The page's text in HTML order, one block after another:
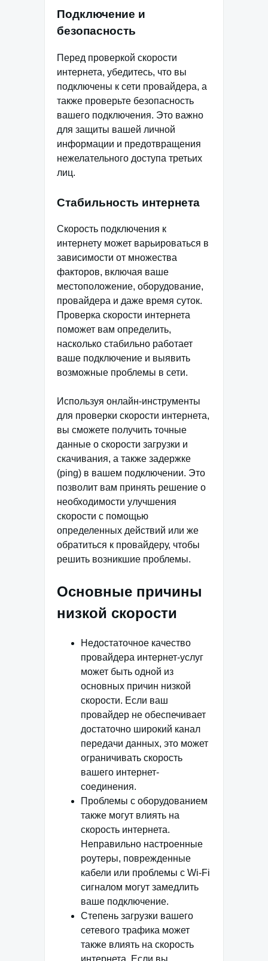
Подключение и
безопасность
Перед проверкой скорости
интернета, убедитесь, что вы
подключены к сети провайдера, а
также проверьте безопасность
вашего подключения. Это важно
для защиты вашей личной
информации и предотвращения
нежелательного доступа третьих
лиц.
Стабильность интернета
Скорость подключения к
интернету может варьироваться в
зависимости от множества
факторов, включая ваше
местоположение, оборудование,
провайдера и даже время суток.
Проверка скорости интернета
поможет вам определить,
насколько стабильно работает
ваше подключение и выявить
возможные проблемы в сети.
Используя онлайн-инструменты
для проверки скорости интернета,
вы сможете получить точные
данные о скорости загрузки и
скачивания, а также задержке
(ping) в вашем подключении. Это
позволит вам принять решение о
необходимости улучшения
скорости с помощью
определенных действий или же
обратиться к провайдеру, чтобы
решить возникшие проблемы.
Основные причины
низкой скорости
Недостаточное качество
провайдера интернет-услуг
может быть одной из
основных причин низкой
скорости. Если ваш
провайдер не обеспечивает
достаточно широкий канал
передачи данных, это может
ограничивать скорость
вашего интернет-
соединения.
Проблемы с оборудованием
также могут влиять на
скорость интернета.
Неправильно настроенные
роутеры, поврежденные
кабели или проблемы с Wi-Fi
сигналом могут замедлить
ваше подключение.
Степень загрузки вашего
сетевого трафика может
также влиять на скорость